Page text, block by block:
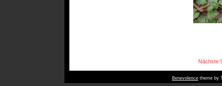
Nächste
Benevolence theme by